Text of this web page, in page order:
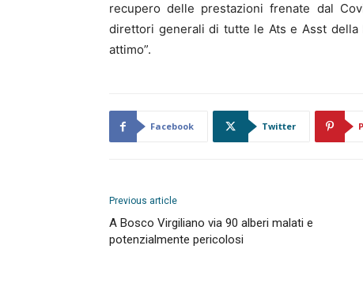
recupero delle prestazioni frenate dal
direttori generali di tutte le Ats e Asst
attimo”.
Facebook Twitter
Previous article
A Bosco Virgiliano via 90 alberi malati e
potenzialmente pericolosi